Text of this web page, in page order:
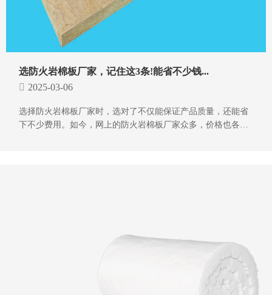
选防火岩棉板厂家，记住这3条!能省不少钱...
2025-03-06
选择防火岩棉板厂家时，选对了不仅能保证产品质量，还能省
下不少费用。如今，网上的防火岩棉板厂家众多，价格也各不